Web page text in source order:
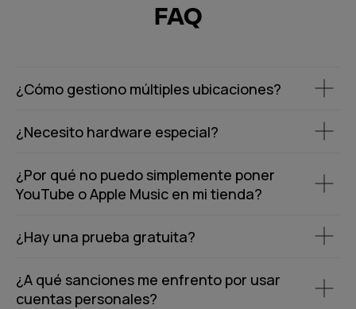
FAQ
¿Cómo gestiono múltiples ubicaciones?
¿Necesito hardware especial?
¿Por qué no puedo simplemente poner
YouTube o Apple Music en mi tienda?
¿Hay una prueba gratuita?
¿A qué sanciones me enfrento por usar
cuentas personales?